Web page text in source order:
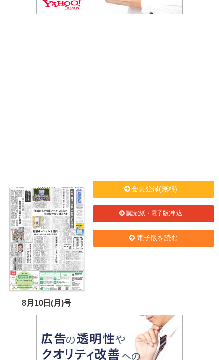
8月10日(月)号
会員登録(無料)
購読(紙・電子版)申込
電子版を読む